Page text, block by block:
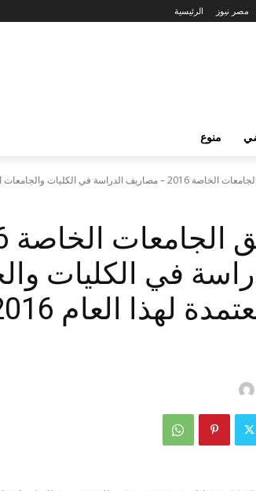
الرئيسية مصر نيوز
منوع
الدراسة في الكليات والجامعات الخاصة...
في الكليات